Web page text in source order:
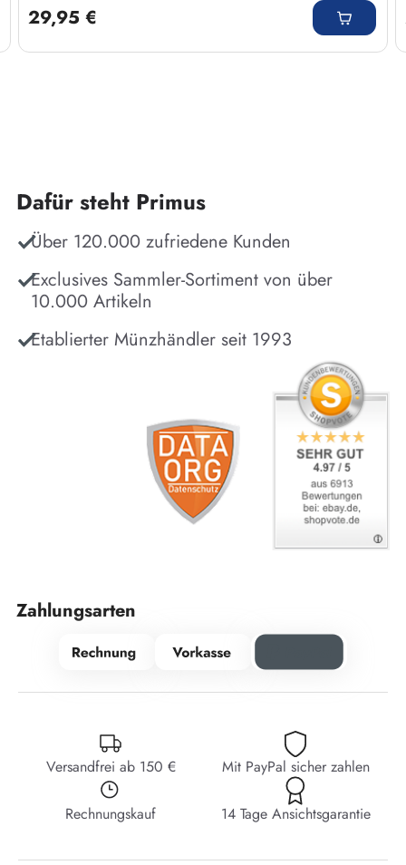
29,95 €
Dafür steht Primus
Über 120.000 zufriedene Kunden
Exclusives Sammler-Sortiment von über
10.000 Artikeln
Etablierter Münzhändler seit 1993
Zahlungsarten
Versandfrei ab 150 € Mit PayPal sicher zahlen
Rechnungskauf 14 Tage Ansichtsgarantie